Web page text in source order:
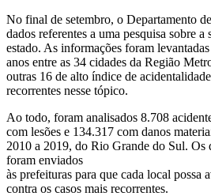
No final de setembro, o Departamento
dados referentes a uma pesquisa sobre
estado. As informações foram
anos entre as 34 cidades da Região
outras 16 de alto índice de
recorrentes nesse tópico.
Ao todo, foram analisados 8.708
com lesões e 134.317 com danos
2010 a 2019, do Rio Grande do Sul. Os
foram enviados
às prefeituras para que cada local possa
contra os casos mais recorrentes.